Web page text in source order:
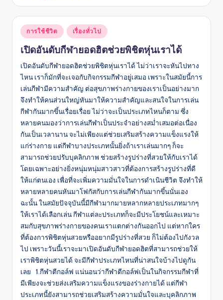
Posted
in
การใช้ชีวิต เรื่องทั่วไป
เปิดอันดับกีฬายอดฮิตช่วยพิชิตหุ่นเราได้
เปิดอันดับกีฬายอดฮิตช่วยพิชิตหุ่นเราได้ ไม่ว่าเราจะหันไปทาง
ไหน เราก็มักที่จะเจอกับกิจกรรมกีฬาอยู่เสมอ เพราะในสมัยนี้การ
เล่นกีฬามีความสำคัญ ต่อสุขภาพร่างกายของเราเป็นอย่างมาก
จึงทำให้คนส่วนใหญ่หันมาให้ความสำคัญและสนใจในการเล่น
กีฬากันมากขึ้นเรื่อยเรื่อย ไม่ว่าจะเป็นประเภทไหนก็ตาม ซึ่ง
หลายคนมองว่าการเล่นกีฬาเป็นประจำอย่างสม่ำเสมอต่อเนื่อง
กันเป็นเวลานาน จะไม่เพียงแต่ช่วยเสริมสร้างความแข็งแรงให้
แก่ร่างกาย แต่กีฬาบางประเภทนั้นยิ่งถ้าเราเล่นมากๆ ก็จะ
สามารถช่วยปรับบุคลิกภาพ ช่วยสร้างรูปร่างที่สวยให้กับเราได้
โดยเฉพาะอย่างยิ่งหนุ่มหนุ่มสาวสาวที่ต้องการสร้างรูปร่างที่ดี
ให้แก่ตนเอง เพื่อที่จะเพิ่มความมั่นใจในการดำเนินชีวิต จึงทำให้
หลายหลายคนหันมาโฟกัสกับการเล่นกีฬากันมากขึ้นนั่นเอง
ฉะนั้น ในสมัยปัจจุบันนี้มีกีฬามากมายหลากหลายประเภทมากๆ
ให้เราได้เลือกเล่น กีฬาแต่ละประเภทก็จะมีประโยชน์และเหมาะ
สมกับสุขภาพร่างกายของคนเราแตกต่างกันออกไป แต่หากใคร
ที่ต้องการพิชิตหุ่นสวยหรืออยากมีรูปร่างที่สวย ก็ไม่ต้องไปกังวล
ไป เพราะวันนี้เราจะมาเปิดอันดับกีฬายอดฮิตที่สามารถช่วยให้
เราพิชิตหุ่นสวยได้ จะมีกีฬาประเภทไหนที่น่าสนใจบ้างไปดูกัน
เลย 1.กีฬาตีกอล์ฟ แน่นอนว่ากีฬาตีกอล์ฟเป็นในกิจกรรมกีฬาที่
มีเพียงจะช่วยส่งเสริมความแข็งแรงของร่างกายได้ แต่กีฬา
ประเภทนี้ยังสามารถช่วยเสริมสร้างความมั่นใจและบุคลิกภาพ